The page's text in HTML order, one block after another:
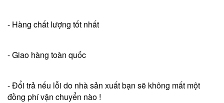
- Hàng chất lượng tốt nhất
- Giao hàng toàn quốc
- Đổi trả nếu lỗi do nhà sản xuất bạn sẽ không mất một
đồng phí vận chuyển nào !